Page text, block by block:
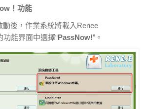
！功能
後，作業系統將載入Renee
功能界面中選擇“PassNow!”。